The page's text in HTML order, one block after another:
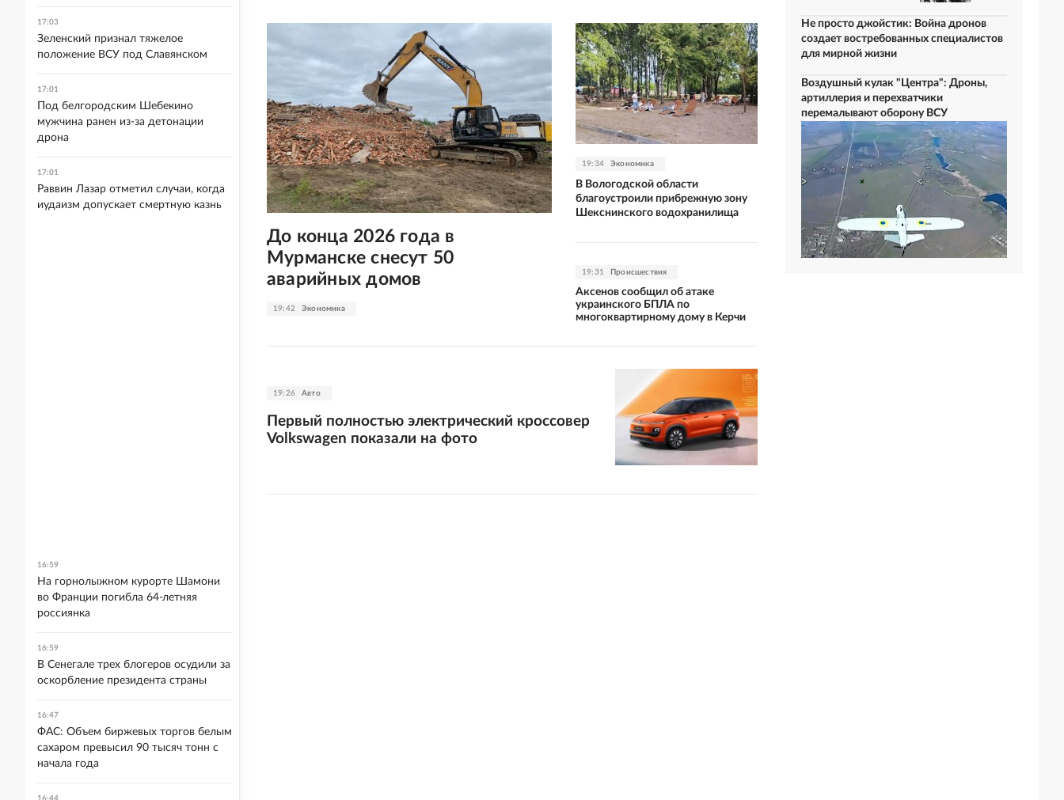
19:42 Экономика
До конца 2026 года в
Мурманске снесут 50
аварийных домов
19:34 Экономика
В Вологодской области
благоустроили прибрежную зону
Шекснинского водохранилища
19:31 Происшествия
Аксенов сообщил об атаке
украинского БПЛА по
многоквартирному дому в Керчи
19:26 Авто
Первый полностью электрический кроссовер
Volkswagen показали на фото
Не просто джойстик: Война дронов
создает востребованных специалистов
для мирной жизни
Воздушный кулак "Центра": Дроны,
артиллерия и перехватчики
перемалывают оборону ВСУ
17:03
Зеленский признал тяжелое
положение ВСУ под Славянском
17:01
Под белгородским Шебекино
мужчина ранен из-за детонации
дрона
17:01
Раввин Лазар отметил случаи, когда
иудаизм допускает смертную казнь
16:59
На горнолыжном курорте Шамони
во Франции погибла 64-летняя
россиянка
16:59
В Сенегале трех блогеров осудили за
оскорбление президента страны
16:47
ФАС: Объем биржевых торгов белым
сахаром превысил 90 тысяч тонн с
начала года
16:44